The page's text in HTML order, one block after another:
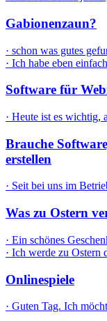
Gabionenzaun?
· schon was gutes
· Ich habe eben
Software für
· Heute ist es wichtig,
Brauche
erstellen
· Seit bei uns im
Was zu Ostern
· Ein schönes
· Ich werde zu Ostern
Onlinespiele
· Guten Tag. Ich